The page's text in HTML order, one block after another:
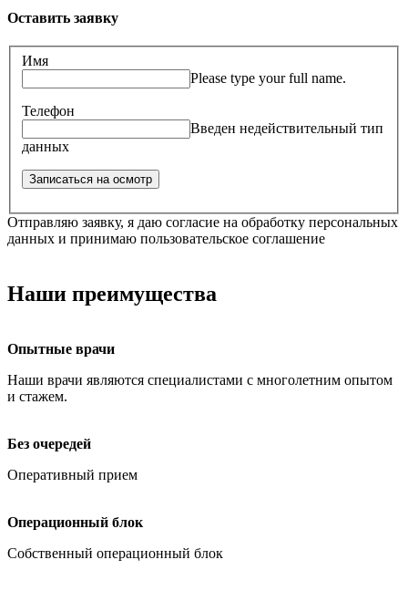
Оставить заявку
Имя
Please type your full name.
Телефон
Введен недействительный тип
данных
Отправляю заявку, я даю согласие на обработку персональных
данных и принимаю пользовательское соглашение
Наши преимущества
Опытные врачи
Наши врачи являются специалистами с многолетним опытом
и стажем.
Без очередей
Оперативный прием
Операционный блок
Собственный операционный блок